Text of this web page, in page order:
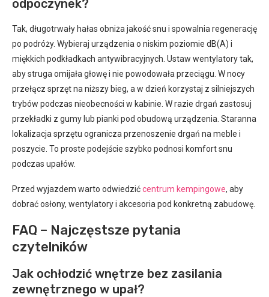
odpoczynek?
Tak, długotrwały hałas obniża jakość snu i spowalnia regenerację
po podróży. Wybieraj urządzenia o niskim poziomie dB(A) i
miękkich podkładkach antywibracyjnych. Ustaw wentylatory tak,
aby struga omijała głowę i nie powodowała przeciągu. W nocy
przełącz sprzęt na niższy bieg, a w dzień korzystaj z silniejszych
trybów podczas nieobecności w kabinie. W razie drgań zastosuj
przekładki z gumy lub pianki pod obudową urządzenia. Staranna
lokalizacja sprzętu ogranicza przenoszenie drgań na meble i
poszycie. To proste podejście szybko podnosi komfort snu
podczas upałów.
Przed wyjazdem warto odwiedzićcentrum kempingowe, aby
dobrać osłony, wentylatory i akcesoria pod konkretną zabudowę.
FAQ – Najczęstsze pytania
czytelników
Jak ochłodzić wnętrze bez zasilania
zewnętrznego w upał?